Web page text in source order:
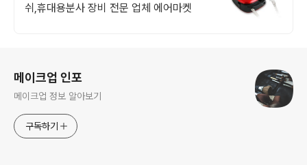
쉬,휴대용분사 장비 전문 업체 에어마켓
메이크업 인포
메이크업 정보 알아보기
구독하기